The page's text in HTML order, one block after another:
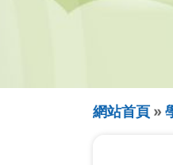
導
網站首頁